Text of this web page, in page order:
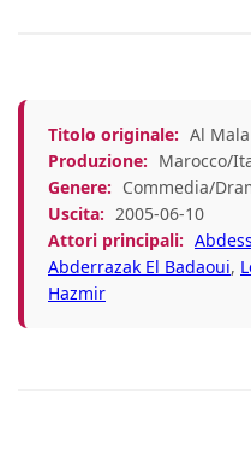
Titolo originale: Al
Produzione: Marocco/
Genere: Commedia/
Uscita: 2005-06-10
Attori principali:
Abderrazak El Badaoui,
Hazmir